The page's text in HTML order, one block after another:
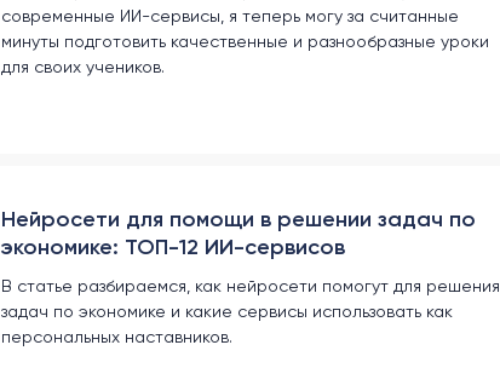
современные ИИ-сервисы, я теперь могу за считанные
минуты подготовить качественные и разнообразные уроки
для своих учеников.
Нейросети для помощи в решении задач по
экономике: ТОП-12 ИИ-сервисов
В статье разбираемся, как нейросети помогут для решения
задач по экономике и какие сервисы использовать как
персональных наставников.